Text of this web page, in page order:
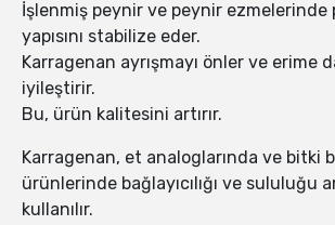
İşlenmiş peynir ve peynir ezmelerinde
yapısını stabilize eder.
Karragenan ayrışmayı önler ve erime
iyileştirir.
Bu, ürün kalitesini artırır.
Karragenan, et analoglarında ve bitki
ürünlerinde bağlayıcılığı ve sululuğu
kullanılır.